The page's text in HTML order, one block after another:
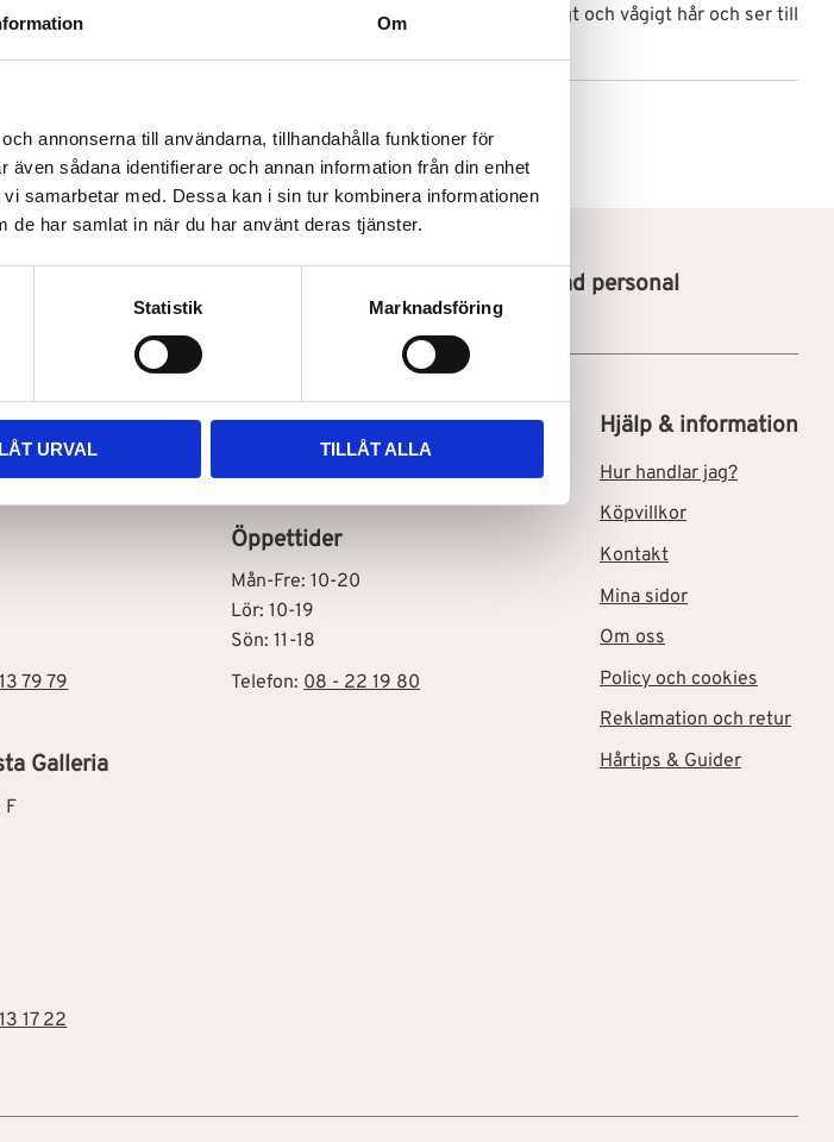
Om
annonserna till användarna, tillhandahålla funktioner för
sådana identifierare och annan information från din enhet
samarbetar med. Dessa kan i sin tur kombinera informationen
de har samlat in när du har använt deras tjänster.
Statistik Marknadsföring
URVAL TILLÅT ALLA
att djupt balsamera varje lock. Det fungerar bra i lockigt, krulligt och vågigt hår och ser till
Utbildad personal
C
79 79
Galleria
F
17 22
Vår butik i Skärholmen C
127 48 Skärholmen
Öppettider
Mån-Fre: 10-20
Lör: 10-19
Sön: 11-18
Telefon: 08 - 22 19 80
Hjälp & information
Hur handlar jag?
Köpvillkor
Kontakt
Mina sidor
Om oss
Policy och cookies
Reklamation och retur
Hårtips & Guider